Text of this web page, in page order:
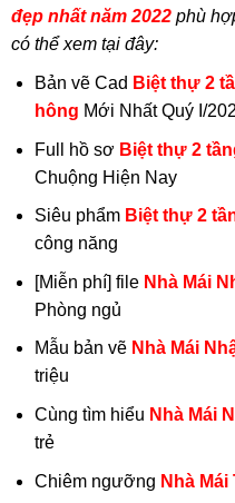
đẹp nhất năm 2022phù
có thể xem tại đây:
Bản vẽ Cad Biệt thự 2
hông Mới Nhất Quý I/
Full hồ sơ Biệt thự 2
Chuộng Hiện Nay
Siêu phẩm Biệt thự 2
công năng
[Miễn phí] file Nhà Mái
Phòng ngủ
Mẫu bản vẽ Nhà Mái
triệu
Cùng tìm hiểu Nhà Mái
trẻ
Chiêm ngưỡng Nhà Mái